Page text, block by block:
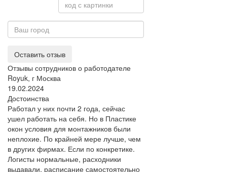
Оставить отзыв
Отзывы сотрудников о работодателе
Royuk, г Москва
19.02.2024
Достоинства
Работал у них почти 2 года, сейчас
ушел работать на себя. Но в Пластике
окон условия для монтажников были
неплохие. По крайней мере лучше, чем
в других фирмах. Если по конкретике.
Логисты нормальные, расходники
выдавали, расписание самостоятельно